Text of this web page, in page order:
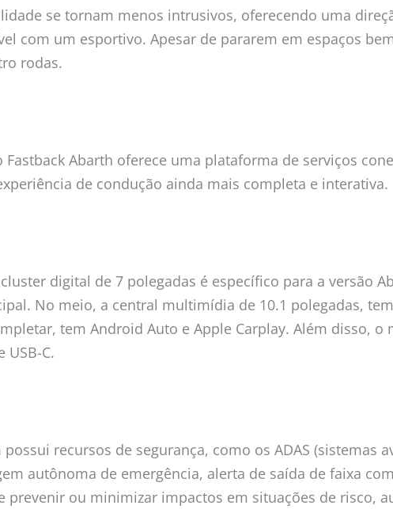
se tornam menos intrusivos, oferecendo uma
com um esportivo. Apesar de pararem em espaços
rodas.
Abarth oferece uma plataforma de serviços
de condução ainda mais completa e interativa.
digital de 7 polegadas é específico para a versão
No meio, a central multimídia de 10.1 polegadas,
tem Android Auto e Apple Carplay. Além disso,
USB-C.
recursos de segurança, como os ADAS (sistemas
autônoma de emergência, alerta de saída de faixa
prevenir ou minimizar impactos em situações de risco,